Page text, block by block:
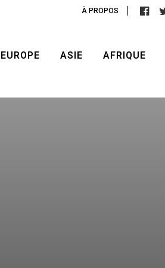
À PROPOS
EUROPE ASIE AFRIQUE